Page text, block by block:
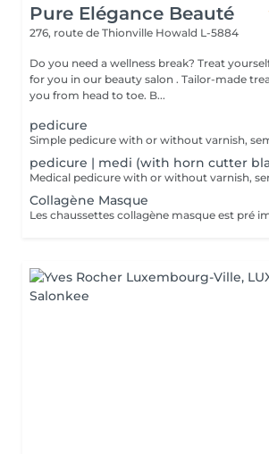
Pure Elégance Beauté
276, route de Thionville Howald L-5884
Do you need a wellness break? Treat yourself to a moment just
for you in our beauty salon . Tailor-made treatments to pamper
you from head to toe. B...
pedicure
pedicure | medi (with horn cutter
Collagène Masque